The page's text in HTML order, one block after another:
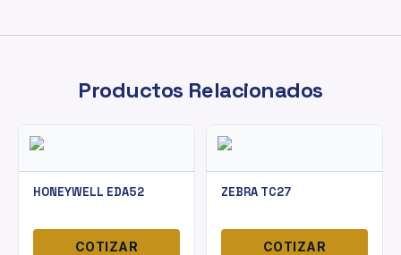
Productos Relacionados
HONEYWELL EDA52
COTIZAR
ZEBRA TC27
COTIZAR